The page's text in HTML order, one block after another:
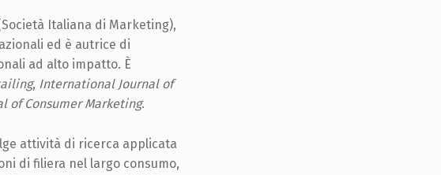
Italiana di Marketing),
ed è autrice di
ad alto impatto. È
, International Journal of
of Consumer Marketing.​
attività di ricerca applicata
di filiera nel largo consumo,